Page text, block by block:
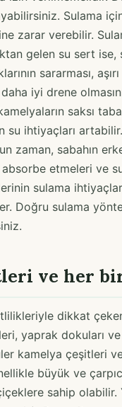
Sulama
zarar verebilir.
gelen su sert
sararması,
daha iyi drene
saksı
su ihtiyaçları
zaman, sabahın
etmeleri ve
sulama
Doğru sulama
ve her
dikkat
yaprak dokuları
kamelya çeşitleri
büyük ve
sahip